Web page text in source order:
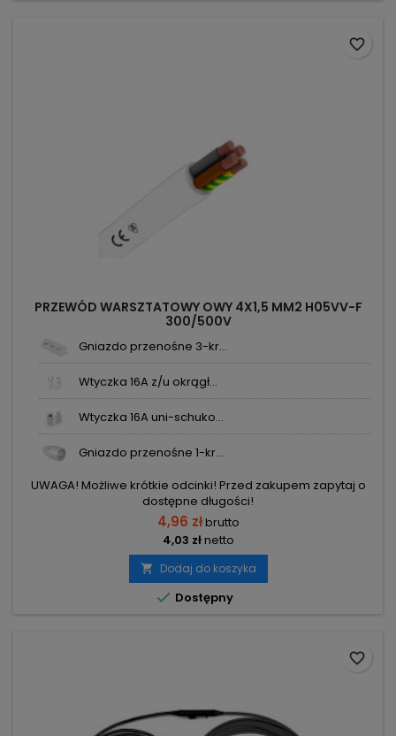
PRZEWÓD WARSZTATOWY OWY 4X1,5 MM2 H05VV-F
300/500V
Gniazdo przenośne 3-kr...
Wtyczka 16A z/u okrągł...
Wtyczka 16A uni-schuko...
Gniazdo przenośne 1-kr...
UWAGA! Możliwe krótkie odcinki! Przed zakupem zapytaj o
dostępne długości!
4,96 złbrutto
4,03 złnetto
 Dodaj do koszyka
 Dostępny
favorite_border
favorite_border